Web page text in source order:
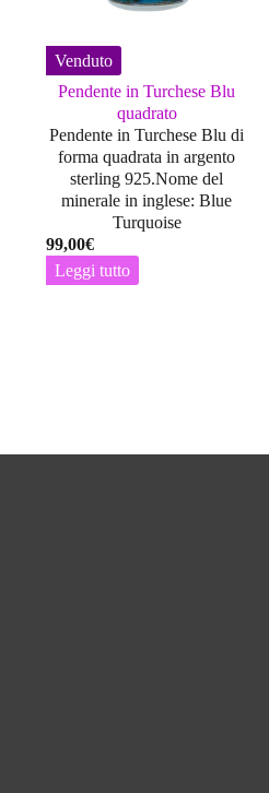
Venduto
Pendente in Turchese Blu
quadrato
Pendente in Turchese Blu di
forma quadrata in argento
sterling 925.Nome del
minerale in inglese: Blue
Turquoise
99,00€
Leggi tutto